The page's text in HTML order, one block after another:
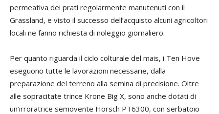
permeativa dei prati regolarmente manutenuti con il
Grassland, e visto il successo dell’acquisto alcuni agricoltori
locali ne fanno richiesta di noleggio giornaliero.
Per quanto riguarda il ciclo colturale del mais, i Ten Hove
eseguono tutte le lavorazioni necessarie, dalla
preparazione del terreno alla semina di precisione. Oltre
alle sopracitate trince Krone Big X, sono anche dotati di
un’irroratrice semovente Horsch PT6300, con serbatoio